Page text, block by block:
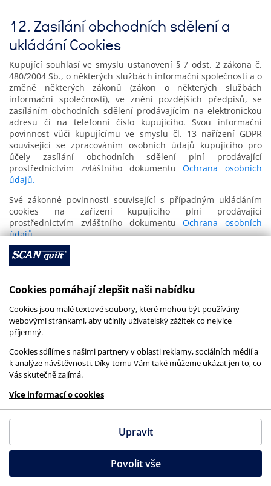
12. Zasílání obchodních sdělení a
ukládání Cookies
Kupující souhlasí ve smyslu ustanovení § 7 odst. 2 zákona č.
480/2004 Sb., o některých službách informační společnosti a o
změně některých zákonů (zákon o některých službách
informační společnosti), ve znění pozdějších předpisů, se
zasíláním obchodních sdělení prodávajícím na elektronickou
adresu či na telefonní číslo kupujícího. Svou informační
povinnost vůči kupujícímu ve smyslu čl. 13 nařízení GDPR
související se zpracováním osobních údajů kupujícího pro
účely zasílání obchodních sdělení plní prodávající
prostřednictvím zvláštního dokumentuOchrana osobních
údajů.
Své zákonné povinnosti související s případným ukládáním
cookies na zařízení kupujícího plní prodávající
prostřednictvím zvláštního dokumentuOchrana osobních
údajů.
13. Komunikace a doručování
Komunikace a doručování jakýchkoliv dokumentů (faktury,
reklamační protokoly a formulář pro odstoupení od kupní
smlouvy) mezi prodávajícím a kupujícím probíhá
prostřednictvím emailové korespondence.
14. Další práva a povinnosti
smluvních stran
Přijímání a vyřizování stížností spotřebitelů a
kupujících zajišťuje prodávající prostřednictvím
elektronické pošty nebo písemně. Jiná pravidla vyřizování
Cookies pomáhají zlepšit naši nabídku
Cookies jsou malé textové soubory, které mohou být používány
webovými stránkami, aby učinily uživatelský zážitek co nejvíce
příjemný.
Cookies sdílíme s našimi partnery v oblasti reklamy, sociálních médií a
k analýze návštěvnosti. Díky tomu Vám také můžeme ukázat jen to, co
Vás skutečně zajímá.
Více informací o cookies
Upravit
Povolit vše